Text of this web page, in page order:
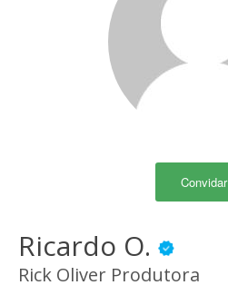
Convidar
Ricardo O.
Rick Oliver Produtora